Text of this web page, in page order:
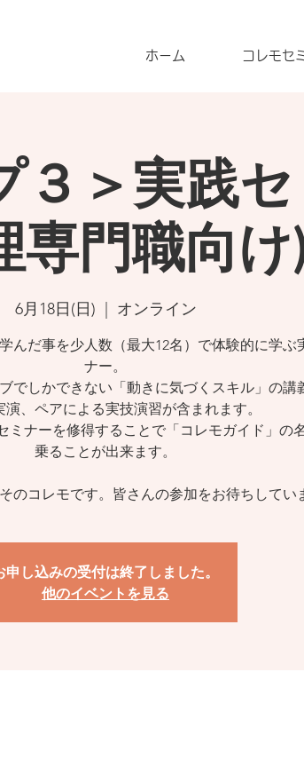
ホーム コレモセ
３＞実践
専門職向け
6月18日(日) オンライン
んだ事を少人数（最大12名）で体験的に学ぶ
ナー。
でしかできない「動きに気づくスキル」の講
演、ペアによる実技演習が含まれます。
ミナーを修得することで「コレモガイド」の
乗ることが出来ます。
のコレモです。皆さんの参加をお待ちしてい
申し込みの受付は終了しました。
他のイベントを見る